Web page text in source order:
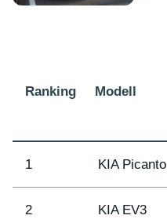
Ranking Modell
1 KIA Picanto
2 KIA EV3